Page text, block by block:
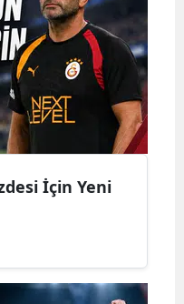
İçin Yeni